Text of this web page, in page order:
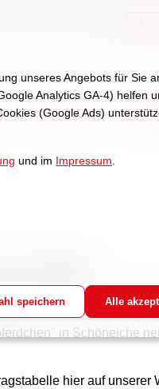
Über uns
von Schulze am Mo, den 7. Aug 23
in Schöneiche
hier auf unserer
unseres Angebots für Sie
Analytics GA-4) helfen
(Google Ads)
und im Impressum
speichern Alle